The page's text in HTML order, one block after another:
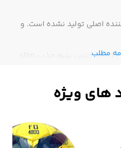
اصلی تولید نشده است. و
تی شرت ورزشی نیوبالانس درجه1،جنس پنبه،جذب،slim
مطلب